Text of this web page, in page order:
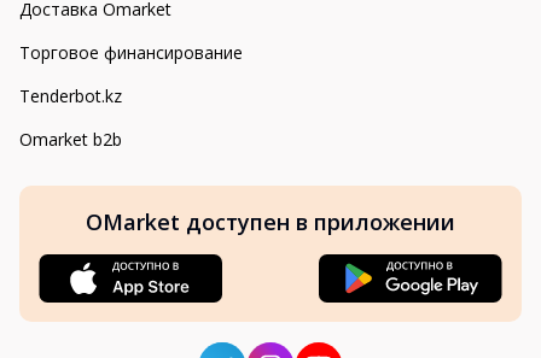
Доставка Omarket
Торговое финансирование
Tenderbot.kz
Omarket b2b
OMarket доступен в приложении